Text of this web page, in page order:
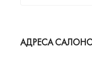
АДРЕСА